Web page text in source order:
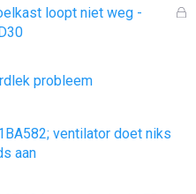
G
loopt niet weg -
probleem
ventilator doet niks
aan